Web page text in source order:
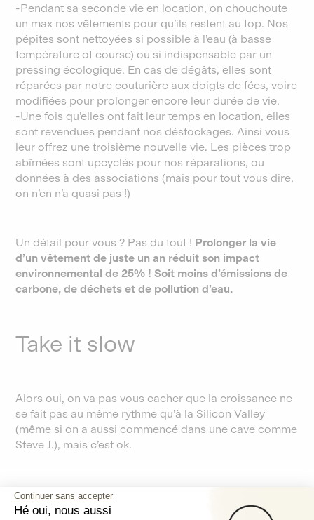
-Pendant sa seconde vie en location, on chouchoute
un max nos vêtements pour qu’ils restent au top. Nos
pépites sont nettoyées si possible à l’eau (à basse
température of course) ou si indispensable par un
pressing écologique. En cas de dégâts, elles sont
réparées par notre couturière aux doigts de fées, voire
modifiées pour prolonger encore leur durée de vie.
-Une fois qu’elles ont fait leur temps en location, elles
sont revendues pendant nos déstockages. Ainsi vous
leur offrez une troisième nouvelle vie. Les pièces trop
abîmées sont upcyclés pour nos réparations, ou
données à des associations (mais pour tout vous dire,
on n’en n’a quasi pas !)
Un détail pour vous ? Pas du tout ! Prolonger la vie
d’un vêtement de juste un an réduit son impact
environnemental de 25% ! Soit moins d’émissions de
carbone, de déchets et de pollution d’eau.
Take it slow
Alors oui, on va pas vous cacher que la croissance ne
se fait pas au même rythme qu’à la Silicon Valley
(même si on a aussi commencé dans une cave comme
Steve J.), mais c’est ok.
Parce que si notre but était de gagner très vite plein
de thunes, on aurait développé une app plutôt que de
Continuer sans accepter
Hé oui, nous aussi